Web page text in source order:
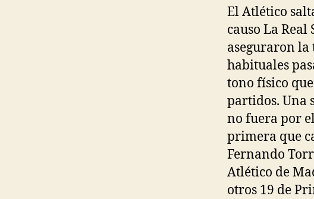
El Atlético
causo La
aseguraron la
habituales
tono físico
partidos. Una
no fuera por
primera que
Fernando
Atlético de
otros 19 de